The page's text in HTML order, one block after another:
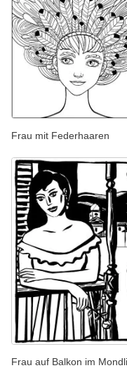
Frau mit Federhaaren
Frau auf Balkon im